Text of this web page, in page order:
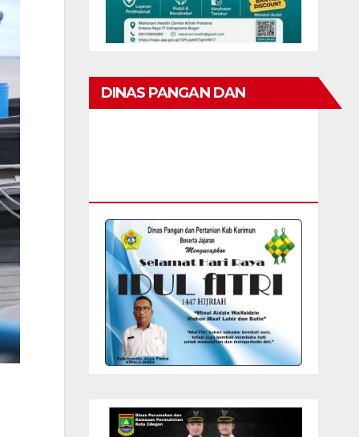
DINAS PANGAN DAN